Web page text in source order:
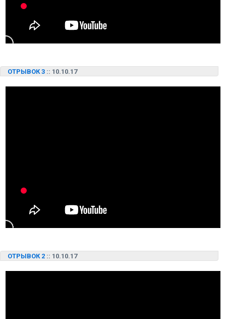
ОТРЫВОК 3 :: 10.10.17
ОТРЫВОК 2 :: 10.10.17